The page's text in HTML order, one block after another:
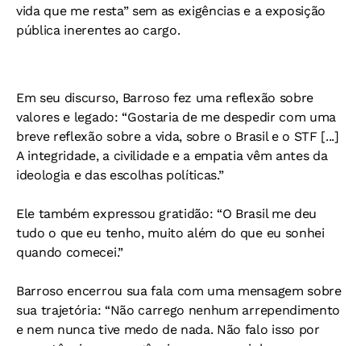
vida que me resta” sem as exigências e a exposição
pública inerentes ao cargo.
Em seu discurso, Barroso fez uma reflexão sobre
valores e legado: “Gostaria de me despedir com uma
breve reflexão sobre a vida, sobre o Brasil e o STF [...]
A integridade, a civilidade e a empatia vêm antes da
ideologia e das escolhas políticas.”
Ele também expressou gratidão: “O Brasil me deu
tudo o que eu tenho, muito além do que eu sonhei
quando comecei.”
Barroso encerrou sua fala com uma mensagem sobre
sua trajetória: “Não carrego nenhum arrependimento
e nem nunca tive medo de nada. Não falo isso por